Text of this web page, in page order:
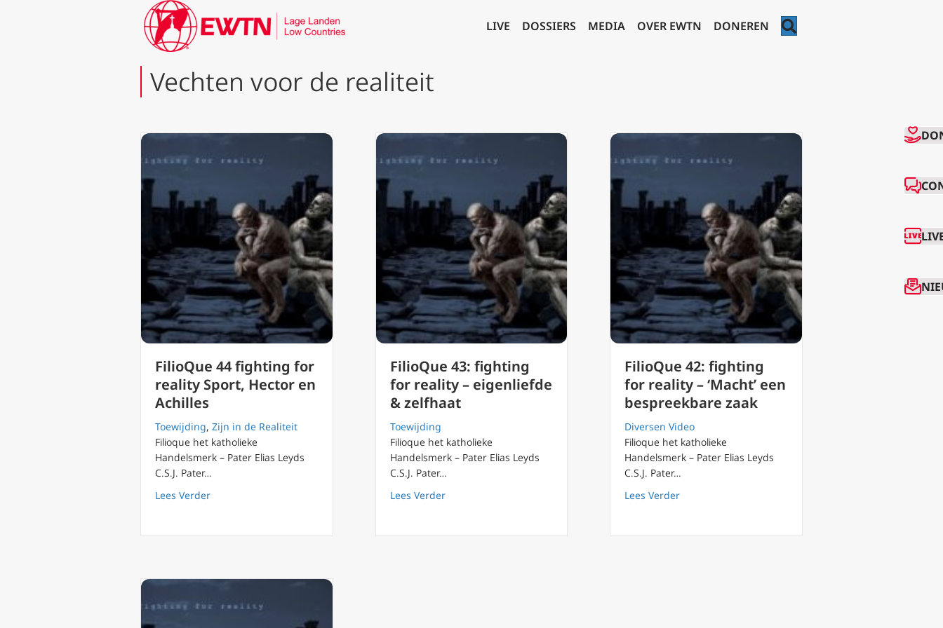
LIVE DOSSIERS MEDIA OVER EWTN DONEREN
Vechten voor de realiteit
FilioQue 44 fighting for
reality Sport, Hector en
Achilles
Toewijding, Zijn in de Realiteit
Filioque het katholieke
Handelsmerk – Pater Elias Leyds
C.S.J. Pater…
Lees Verderabout FilioQue 44 fighting for reality Sport, Hector en Achilles
FilioQue 43: fighting
for reality – eigenliefde
& zelfhaat
Toewijding
Filioque het katholieke
Handelsmerk – Pater Elias Leyds
C.S.J. Pater…
Lees Verderabout FilioQue 43: fighting for reality – eigenliefde & zelfhaat
FilioQue 42: fighting
for reality – ‘Macht’ een
bespreekbare zaak
Diversen Video
Filioque het katholieke
Handelsmerk – Pater Elias Leyds
C.S.J. Pater…
Lees Verderabout FilioQue 42: fighting for reality – ‘Macht’ een